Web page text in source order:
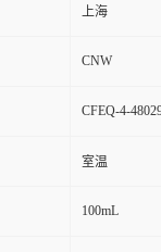
上海
CNW
CFEQ-4-
室温
100mL